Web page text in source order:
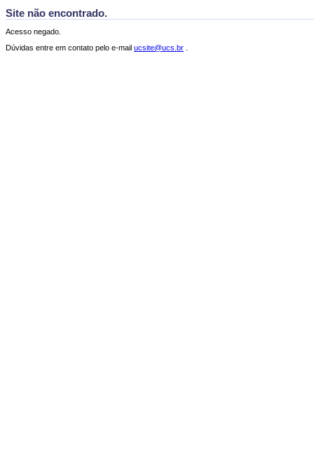
Site não encontrado.
Acesso negado.
Dúvidas entre em contato pelo e-mail ucsite@ucs.br